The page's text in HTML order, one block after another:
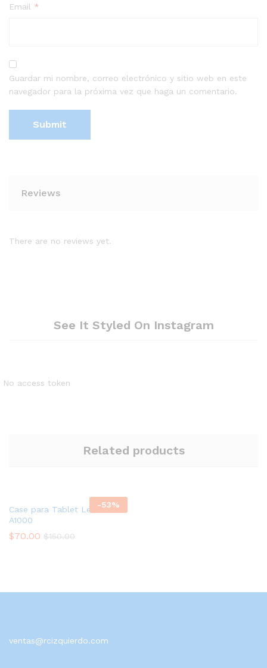
Email *
Guardar mi nombre, correo electrónico y sitio web en este
navegador para la próxima vez que haga un comentario.
Reviews
There are no reviews yet.
See It Styled On Instagram
No access token
Related products
-53%
Case para Tablet Lenovo
A1000
$70.00 $150.00
ventas@rcizquierdo.com